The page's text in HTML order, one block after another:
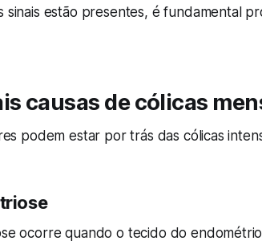
sinais estão presentes, é fundamental
causas de cólicas
podem estar por trás das cólicas
ocorre quando o tecido do